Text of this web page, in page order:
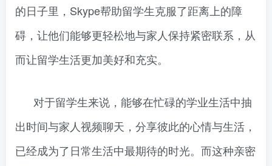
的日子里，Skype帮助留学生克服了距离上的障
碍，让他们能够更轻松地与家人保持紧密联系，从
而让留学生活更加美好和充实。
对于留学生来说，能够在忙碌的学业生活中抽
出时间与家人视频聊天，分享彼此的心情与生活，
已经成为了日常生活中最期待的时光。而这种亲密